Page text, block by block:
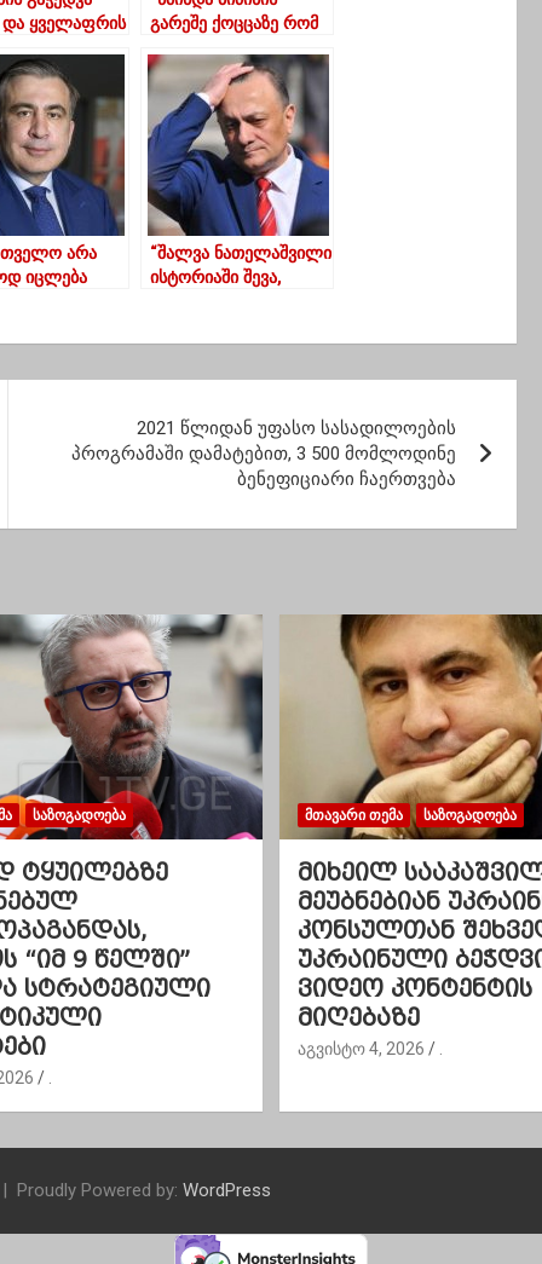
ყველაფრის
სტურუა
გარეშე ქოცცაზე რომ
დაგვავიწყდათ?”
არა
იცლება
სრულიად
“შალვა ნათელაშვილი
ისტორიაში შევა,
დაუდგრომელი”
2021 წლიდან უფასო სასადილოების
პროგრამაში დამატებით, 3 500 მომლოდინე
ბენეფიციარი ჩაერთვება
ᲡᲐᲖᲝᲒᲐᲓᲝᲔᲑᲐ
ტყუილებზე
“იმ 9 წელში”
სტრატეგიული
ᲛᲗᲐᲕᲐᲠᲘ ᲗᲔᲛᲐ ᲡᲐᲖᲝᲒᲐᲓᲝᲔᲑᲐ
მიხეილ
მეუბნებიან
კონსულთან
უკრაინული
ვიდეო კონტენტის
მიღებაზე
აგვისტო 4, 2026
Proudly Powered by: WordPress